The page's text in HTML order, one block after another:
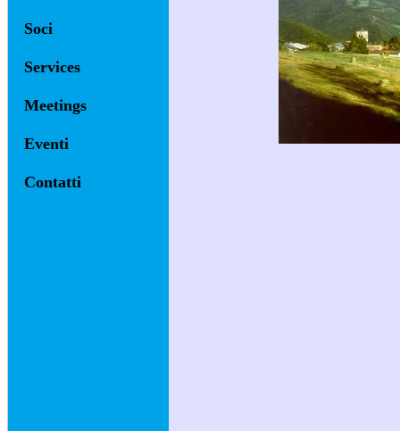
Soci
Services
Meetings
Eventi
Contatti